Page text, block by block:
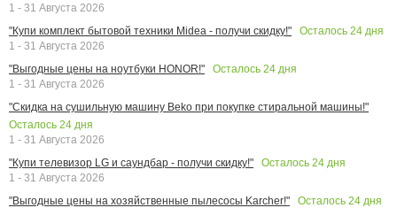
1 - 31 Августа 2026
"Купи комплект бытовой техники Midea - получи скидку!"
Осталось 24 дня
1 - 31 Августа 2026
"Выгодные цены на ноутбуки HONOR!"
Осталось 24 дня
1 - 31 Августа 2026
"Скидка на сушильную машину Beko при покупке стиральной машины!"
Осталось 24 дня
1 - 31 Августа 2026
"Купи телевизор LG и саундбар - получи скидку!"
Осталось 24 дня
1 - 31 Августа 2026
"Выгодные цены на хозяйственные пылесосы Karcher!"
Осталось 24 дня